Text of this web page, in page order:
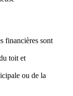
financières sont
toit et
ou de la